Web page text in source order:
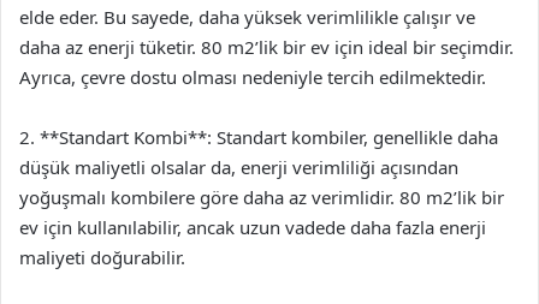
elde eder. Bu sayede, daha yüksek verimlilikle çalışır ve
daha az enerji tüketir. 80 m2’lik bir ev için ideal bir seçimdir.
Ayrıca, çevre dostu olması nedeniyle tercih edilmektedir.
2. **Standart Kombi**: Standart kombiler, genellikle daha
düşük maliyetli olsalar da, enerji verimliliği açısından
yoğuşmalı kombilere göre daha az verimlidir. 80 m2’lik bir
ev için kullanılabilir, ancak uzun vadede daha fazla enerji
maliyeti doğurabilir.